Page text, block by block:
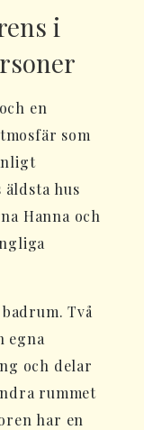
i
en
som
äldsta hus
Hanna och
Två
egna
och delar
rummet
har en